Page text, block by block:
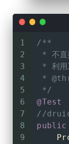
1
2
3
4
5
6
7
8
9
/**
* 不直
* 利用
*
*/
@Test
//
public